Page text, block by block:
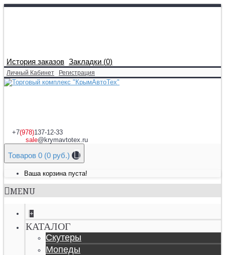
История заказов Закладки (0)
Личный Кабинет Регистрация
+7(978)137-12-33
sale@krymavtotex.ru
Товаров 0 (0 руб.)
Ваша корзина пуста!
MENU
+
КАТАЛОГ
Скутеры
Мопеды